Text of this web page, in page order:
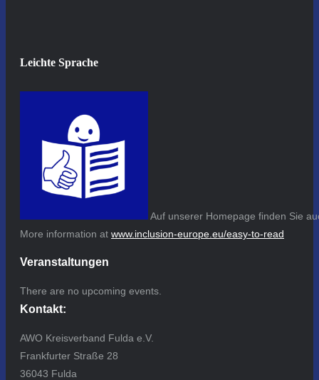
Leichte Sprache
Auf unserer Homepage finden Sie
More information at www.inclusion-europe.eu/easy-to-read
Veranstaltungen
There are no upcoming events.
Kontakt:
AWO Kreisverband Fulda e.V.
Frankfurter Straße 28
36043 Fulda